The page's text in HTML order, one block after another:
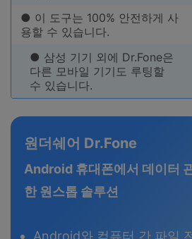
● 이 도구는 100% 안전하게 사
용할 수 있습니다.
● 삼성 기기 외에 Dr.Fone은
다른 모바일 기기도 루팅할
수 있습니다.
원더쉐어 Dr.Fone
Android 휴대폰에서 데이터
한 원스톱 솔루션
Android와 컴퓨터 간 파일